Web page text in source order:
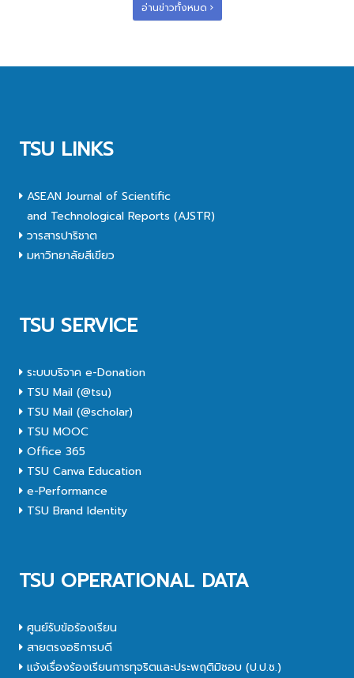
อ่านข่าวทั้งหมด
TSU LINKS
ASEAN Journal of Scientific
and Technological Reports (AJSTR)
วารสารปาริชาต
มหาวิทยาลัยสีเขียว
TSU SERVICE
ระบบบริจาค e-Donation
TSU Mail (@tsu)
TSU Mail (@scholar)
TSU MOOC
Office 365
TSU Canva Education
e-Performance
TSU Brand Identity
TSU OPERATIONAL DATA
ศูนย์รับข้อร้องเรียน
สายตรงอธิการบดี
แจ้งเรื่องร้องเรียนการทุจริตและประพฤติมิชอบ (ป.ป.ช.)